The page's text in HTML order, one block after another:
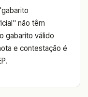
não têm
gabarito válido
e contestação é